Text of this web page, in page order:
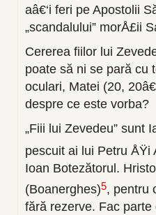
aâ€‘i feri pe Apostolii
„scandalului” morÅ£ii
Cererea fiilor lui
poate să ni se pară cu
oculari, Matei (20,
despre ce este vorba?
„Fiii lui Zevedeu” sunt
pescuit ai lui Petru ÅŸi
Ioan Botezătorul.
(Boanerghes)5, pentru
fără rezerve. Fac parte